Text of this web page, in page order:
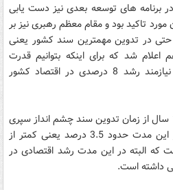
برنامه های توسعه بعدی نیز دست یابی
همچنان مورد تاکید بود و مقام معظم رهبری نیز بر
حتی در تدوین مهمترین سند کشور یعنی
شد که برای اینکه بتوانیم قدرت
نخست اقتصادی منطقه باشیم، نیازمند رشد 8 درصدی در اقتصاد کشور
وی ادامه داد: هم اکنون حدود 11 سال از زمان تدوین سند چشم انداز سپری
شده و متوسط رشد اقتصادی در این مدت حدود 3.5 درصد یعنی کمتر از
البته در این مدت رشد اقتصادی در
داشته است.